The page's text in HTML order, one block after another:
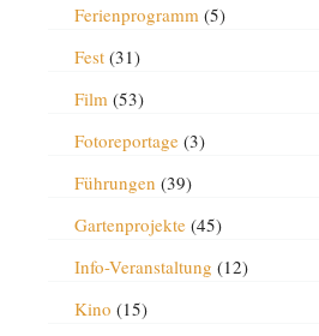
Ferienprogramm (5)
Fest(31)
Film (53)
Fotoreportage(3)
Führungen (39)
Gartenprojekte(45)
Info-Veranstaltung (12)
Kino (15)